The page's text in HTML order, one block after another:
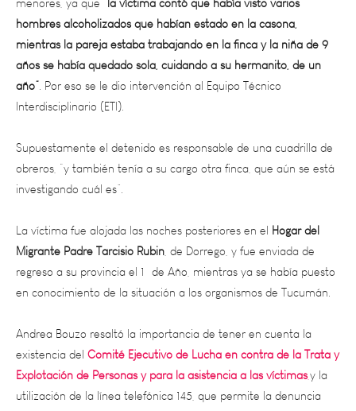
mientras la pareja estaba trabajando en la finca y la niña de 9
años se había quedado sola, cuidando a su hermanito, de un
año”. Por eso se le dio intervención al Equipo Técnico
Interdisciplinario (ETI).
Supuestamente el detenido es responsable de una cuadrilla de
obreros, “y también tenía a su cargo otra finca, que aún se está
investigando cuál es”.
La víctima fue alojada las noches posteriores en el
Migrante Padre Tarcisio Rubin, de Dorrego, y fue enviada de
regreso a su provincia el 1º de Año, mientras ya se había puesto
en conocimiento de la situación a los organismos de Tucumán.
Andrea Bouzo resaltó la importancia de tener en cuenta la
existencia delComité Ejecutivo de Lucha en contra de la Trata y
Explotación de Personas y para la asistencia a las víctimas,y la
utilización de la línea telefónica 145, que permite la denuncia
anónima de casos como estos y del Whatsapp11-6546-0580.E